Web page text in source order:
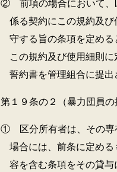
② 前項の場合において、
係る契約にこの規約及
守する旨の条項を定め
この規約及び使用細則
誓約書を管理組合に提
第１９条の２（暴力団員の
① 区分所有者は、その専
場合には、前条に定め
容を含む条項をその貸